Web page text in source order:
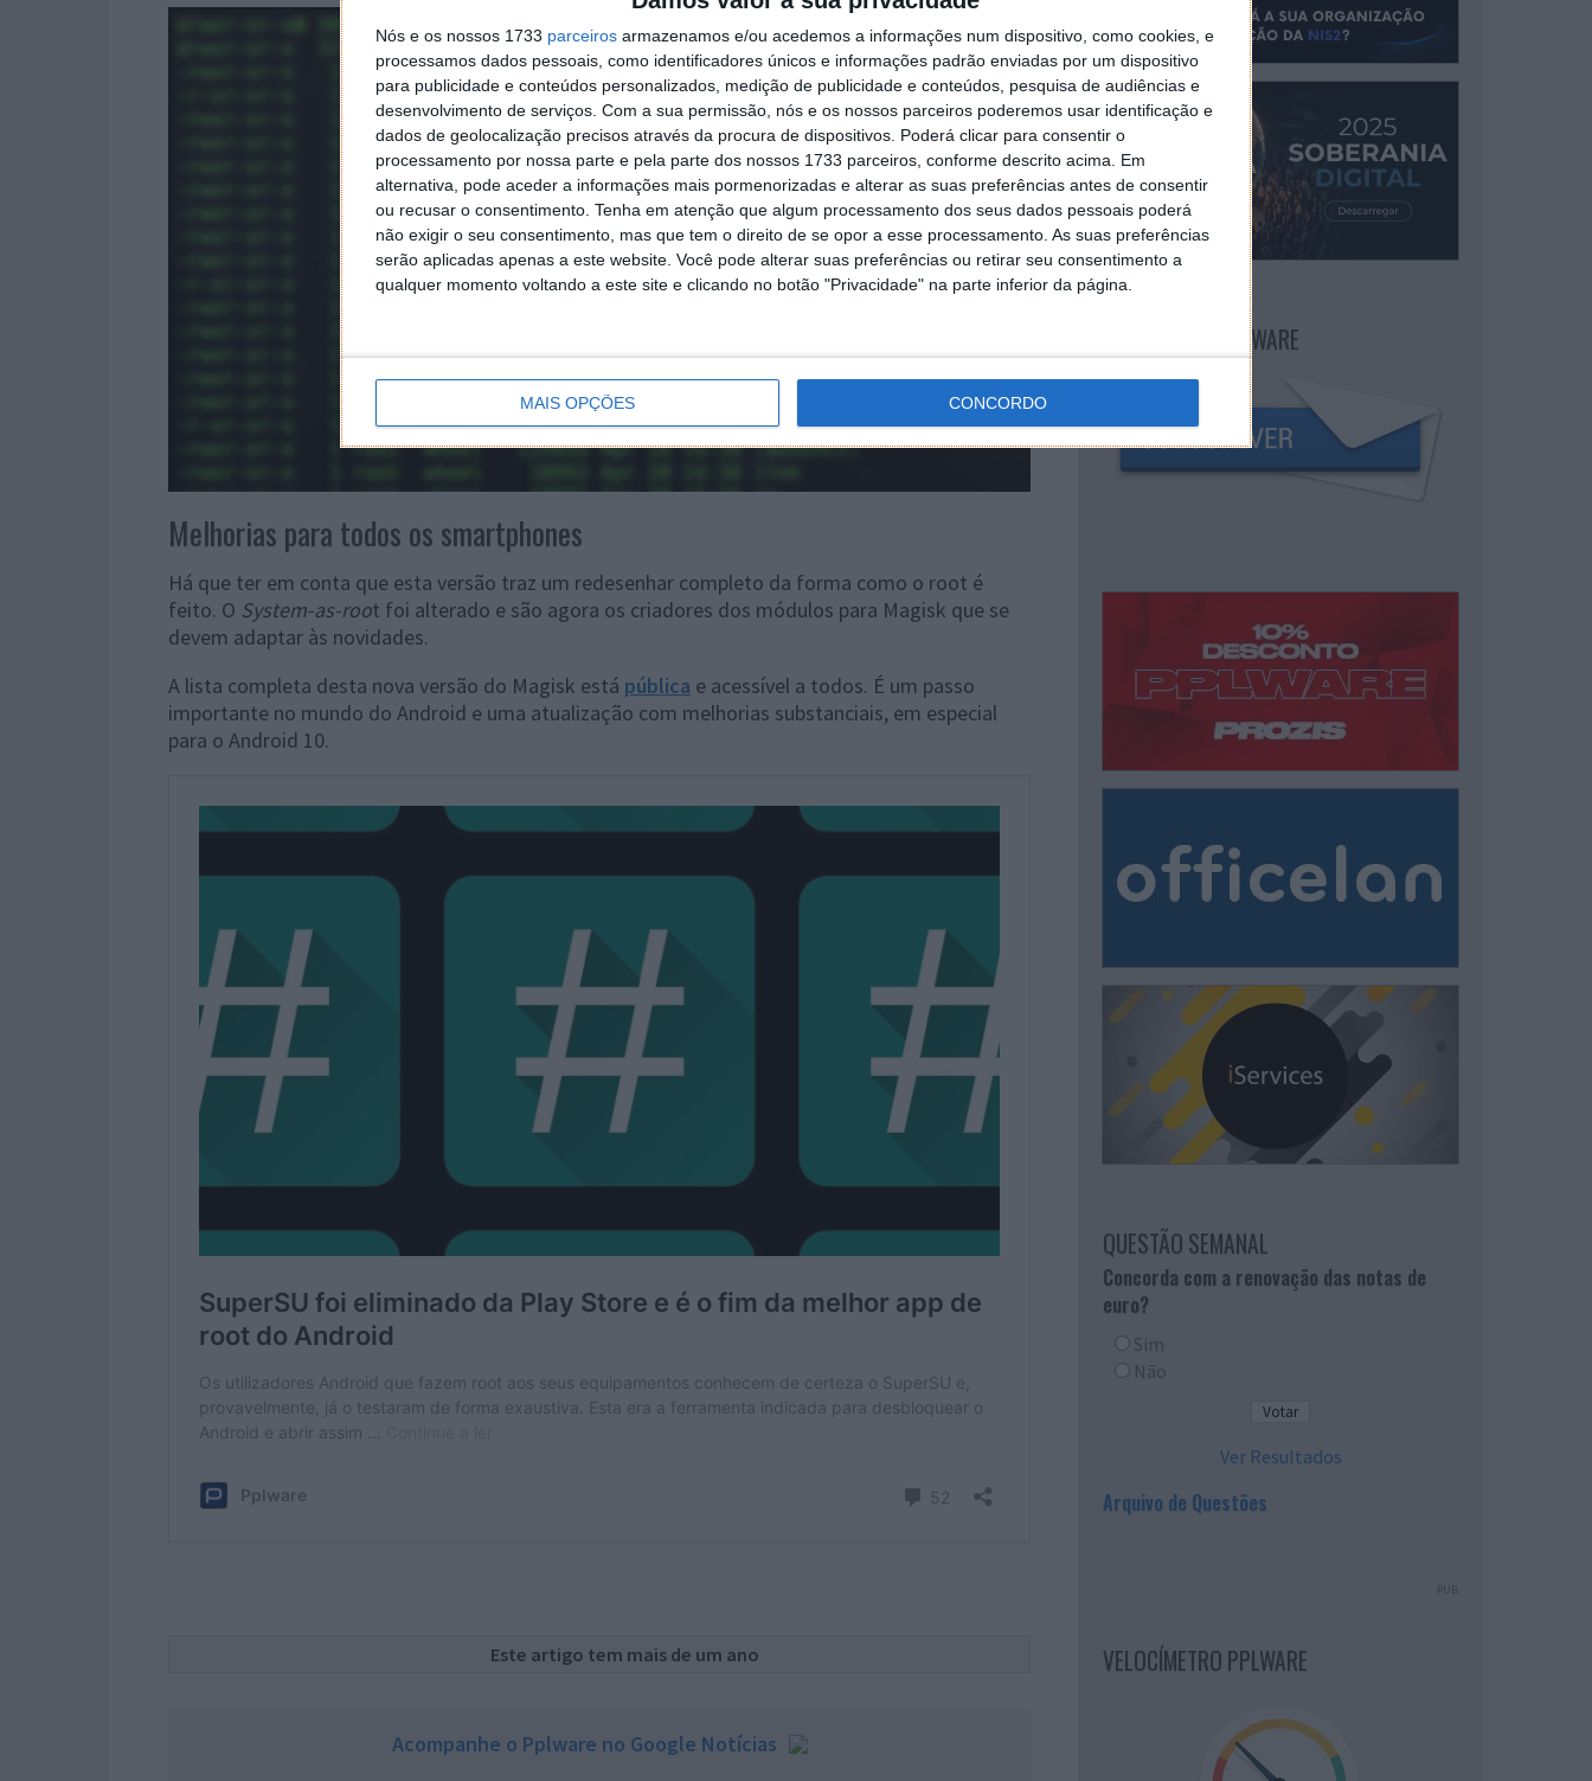
Nós e os nossos 1733 parceiros armazenamos e/ou acedemos a informações num dispositivo, como cookies, e
processamos dados pessoais, como identificadores únicos e informações padrão enviadas por um dispositivo
para publicidade e conteúdos personalizados, medição de publicidade e conteúdos, pesquisa de audiências e
desenvolvimento de serviços. Com a sua permissão, nós e os nossos parceiros poderemos usar identificação e
dados de geolocalização precisos através da procura de dispositivos. Poderá clicar para consentir o
processamento por nossa parte e pela parte dos nossos 1733 parceiros, conforme descrito acima. Em
alternativa, pode aceder a informações mais pormenorizadas e alterar as suas preferências antes de consentir
ou recusar o consentimento. Tenha em atenção que algum processamento dos seus dados pessoais poderá
não exigir o seu consentimento, mas que tem o direito de se opor a esse processamento. As suas preferências
serão aplicadas apenas a este website. Você pode alterar suas preferências ou retirar seu consentimento a
qualquer momento voltando a este site e clicando no botão "Privacidade" na parte inferior da página.
MAIS OPÇÕES CONCORDO
Melhorias para todos os smartphones
Há que ter em conta que esta versão traz um redesenhar completo da forma como o root é
feito. O System-as-root foi alterado e são agora os criadores dos módulos para Magisk que se
devem adaptar às novidades.
A lista completa desta nova versão do Magisk está pública e acessível a todos. É um passo
importante no mundo do Android e uma atualização com melhorias substanciais, em especial
para o Android 10.
Este artigo tem mais de um ano
Acompanhe o Pplware no Google Notícias
NEWSLETTER PPLWARE
QUESTÃO SEMANAL
Concorda com a renovação das notas de
euro?
Sim
Não
Ver Resultados
Arquivo de Questões
PUB
VELOCÍMETRO PPLWARE